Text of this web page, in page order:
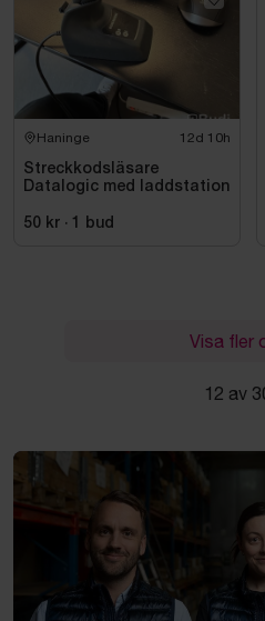
Haninge 12d 10h
Streckkodsläsare
Datalogic med laddstation
50 kr · bud
Visa fler
12 av